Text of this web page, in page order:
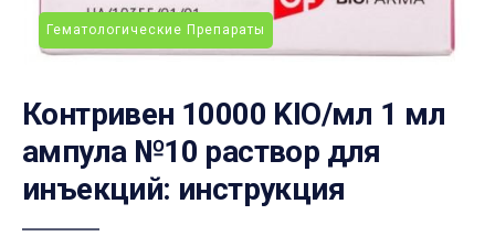
Гематологические Препараты
Контривен 10000 KIO/мл 1 мл
ампула №10 раствор для
инъекций: инструкция